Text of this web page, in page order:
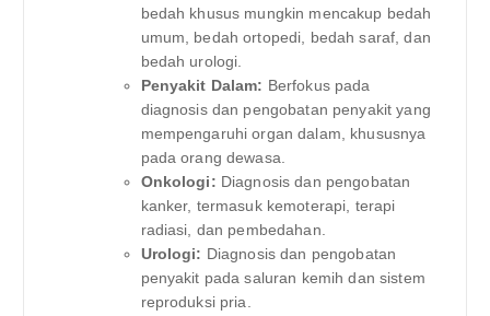
bedah khusus mungkin mencakup bedah
umum, bedah ortopedi, bedah saraf, dan
bedah urologi.
Penyakit Dalam: Berfokus pada
diagnosis dan pengobatan penyakit yang
mempengaruhi organ dalam, khususnya
pada orang dewasa.
Onkologi: Diagnosis dan pengobatan
kanker, termasuk kemoterapi, terapi
radiasi, dan pembedahan.
Urologi: Diagnosis dan pengobatan
penyakit pada saluran kemih dan sistem
reproduksi pria.